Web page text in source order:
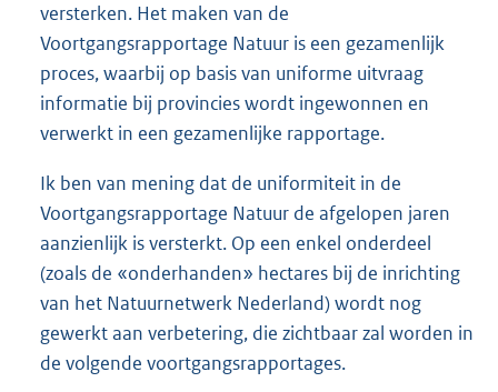
versterken. Het maken van de
Voortgangsrapportage Natuur is een gezamenlijk
proces, waarbij op basis van uniforme uitvraag
informatie bij provincies wordt ingewonnen en
verwerkt in een gezamenlijke rapportage.
Ik ben van mening dat de uniformiteit in de
Voortgangsrapportage Natuur de afgelopen jaren
aanzienlijk is versterkt. Op een enkel onderdeel
(zoals de «onderhanden» hectares bij de inrichting
van het Natuurnetwerk Nederland) wordt nog
gewerkt aan verbetering, die zichtbaar zal worden in
de volgende voortgangsrapportages.